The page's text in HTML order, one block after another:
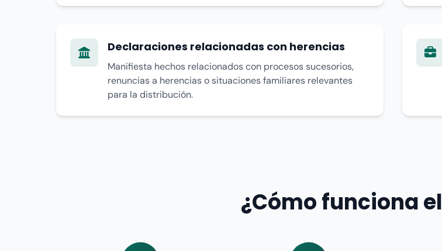
Declaraciones relacionadas con herencias
Manifiesta hechos relacionados con procesos sucesorios,
renuncias a herencias o situaciones familiares relevantes
para la distribución.
¿Cómo funciona